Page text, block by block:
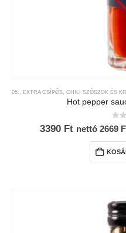
05., EXTRA CSÍPŐS CHILI SZÓSZOK ÉS
Hot pepper
0
3390 Ft nettó 2669